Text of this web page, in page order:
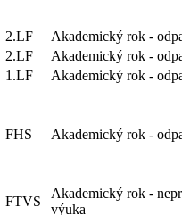
2.LF
Akademický rok -
2.LF
Akademický rok -
1.LF Akademický rok -
FHS Akademický rok -
FTVS
Akademický rok -
výuka